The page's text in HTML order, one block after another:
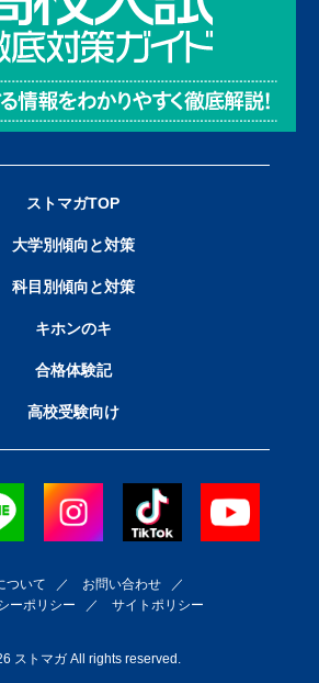
ストマガTOP
大学別傾向と対策
科目別傾向と対策
キホンのキ
合格体験記
高校受験向け
ついて ／ お問い合わせ／
ーポリシー ／ サイトポリシー
ストマガ All rights reserved.